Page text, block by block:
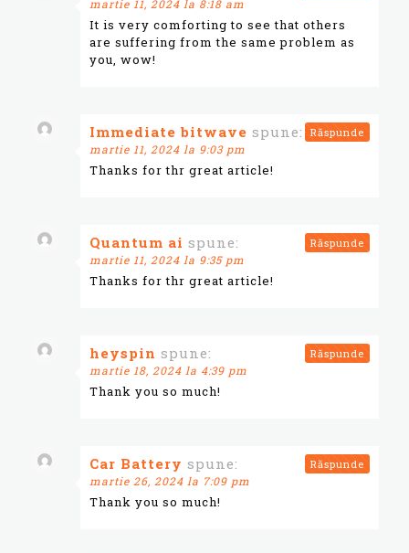
martie 11, 2024 la 8:18 am
It is very comforting to see that others
are suffering from the same problem as
you, wow!
Immediate bitwave spune:
martie 11, 2024 la 9:03 pm
Thanks for thr great article!
Răspunde
Quantum ai spune:
martie 11, 2024 la 9:35 pm
Thanks for thr great article!
Răspunde
heyspin spune:
martie 18, 2024 la 4:39 pm
Thank you so much!
Răspunde
Car Battery spune:
martie 26, 2024 la 7:09 pm
Thank you so much!
Răspunde